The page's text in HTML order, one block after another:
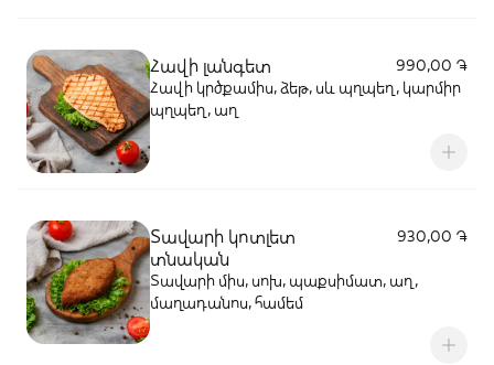
Հավի լանգետ
990,00 ֏
Հավի կրծքամիս, ձեթ, սև պղպեղ, կարմիր
պղպեղ, աղ
Տավարի կոտլետ
տնական
930,00 ֏
Տավարի միս, սոխ, պաքսիմատ, աղ,
մաղադանոս, համեմ